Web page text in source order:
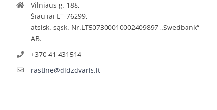
Vilniaus g. 188,
Šiauliai LT-76299,
atsisk. sąsk. Nr.LT507300010002409897 „Swedbank“
AB.
+370 41 431514
rastine@didzdvaris.lt